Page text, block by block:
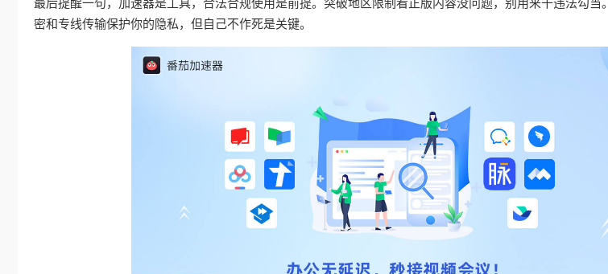
最后提醒一句，加速器是工具，合法合规使用是前提。突破地区限制看正版内容没问题，别用来干违法勾当。
密和专线传输保护你的隐私，但自己不作死是关键。